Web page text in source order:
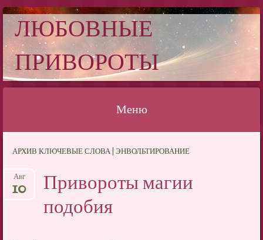
ЛЮБОВНЫЕ
ПРИВОРОТЫ
Меню
содержимому
АРХИВ КЛЮЧЕВЫЕ СЛОВА | ЭНВОЛЬТИРОВАНИЕ
Привороты магии
подобия
Авг
10